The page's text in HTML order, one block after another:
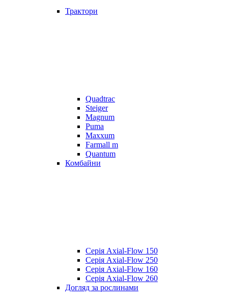
Трактори
Quadtrac
Steiger
Magnum
Puma
Maxxum
Farmall m
Quantum
Комбайни
Серія Axial-Flow 150
Серія Axial-Flow 250
Серія Axial-Flow 160
Серія Axial-Flow 260
Догляд за рослинами